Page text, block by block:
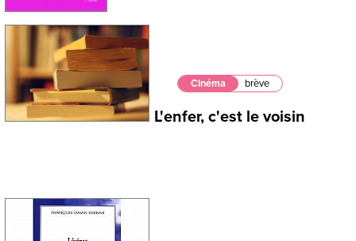
Cinéma brève
L'enfer, c'est le voisin